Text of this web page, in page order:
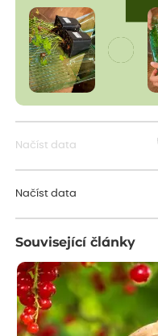
Načíst data
Načíst data
Související články